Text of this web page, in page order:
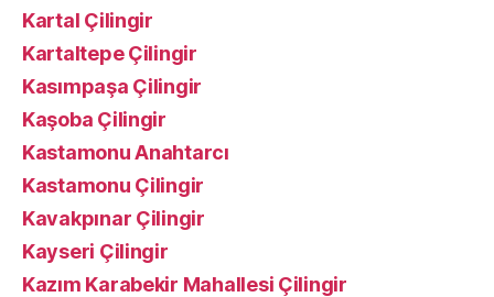
Kartal Çilingir
Kartaltepe Çilingir
Kasımpaşa Çilingir
Kaşoba Çilingir
Kastamonu Anahtarcı
Kastamonu Çilingir
Kavakpınar Çilingir
Kayseri Çilingir
Kazım Karabekir Mahallesi Çilingir